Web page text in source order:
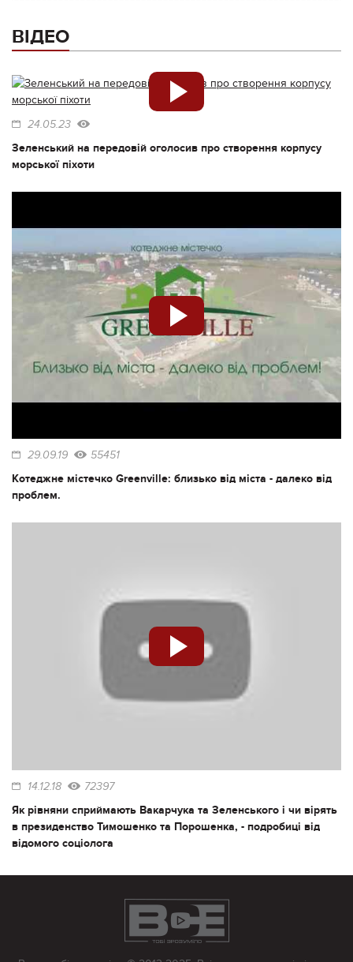
ВІДЕО
24.05.23
Зеленський на передовій оголосив про створення корпусу
морської піхоти
29.09.19 55451
Котеджне містечко Greenville: близько від міста - далеко від
проблем.
14.12.18 72397
Як рівняни сприймають Вакарчука та Зеленського і чи вірять
в президенство Тимошенко та Порошенка, - подробиці від
відомого соціолога